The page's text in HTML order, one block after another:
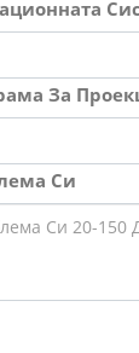
За
Си